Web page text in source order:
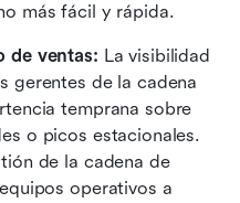
más fácil y rápida.
de ventas: La visibilidad
gerentes de la cadena
temprana sobre
de la cadena de
operativos a